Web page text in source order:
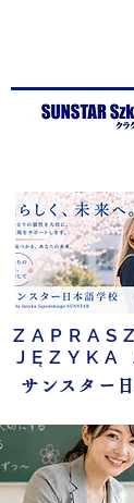
JĘZYKA
サンスター